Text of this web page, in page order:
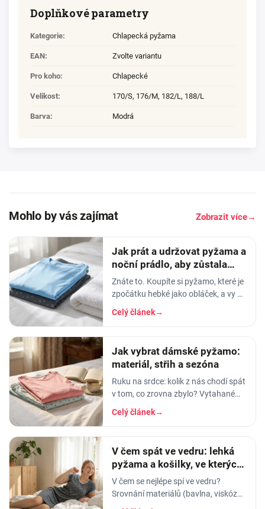
Doplňkové parametry
Kategorie: Chlapecká pyžama
EAN: Zvolte variantu
Pro koho: Chlapecké
Velikost: 170/S, 176/M, 182/L, 188/L
Barva: Modrá
Mohlo by vás zajímat Zobrazit více→
Jak prát a udržovat pyžama a
noční prádlo, aby zůstala
měkká
Znáte to. Koupíte si pyžamo, které je
zpočátku hebké jako obláček, a vy v
něm usínáte s pocitem, že spíte v
luxusu. Po pár měsících praní z něj…
Celý článek→
Jak vybrat dámské pyžamo:
materiál, střih a sezóna
Ruku na srdce: kolik z nás chodí spát
v tom, co zrovna zbylo? Vytahané
tričko po manželovi, staré legíny,
jedna nohavice nahoře, druhá dole.
Celý článek→
V čem spát ve vedru: lehká
pyžama a košilky, ve kterých
se nezapaříte
V čem se nejlépe spí ve vedru?
Srovnání materiálů (bavlna, viskóza,
len, hedvábí) a tipy na lehká letní